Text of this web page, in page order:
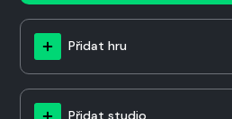
Přidat hru
Přidat studio